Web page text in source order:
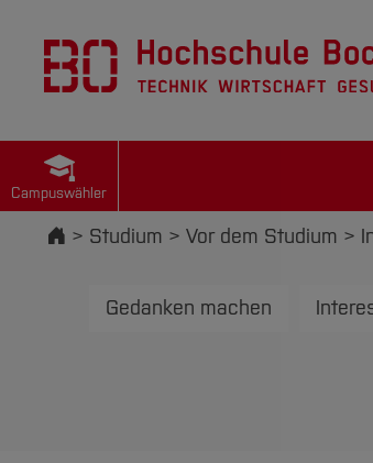
Campuswähler
Startseite
Studium Vor dem Studium
Gedanken machen